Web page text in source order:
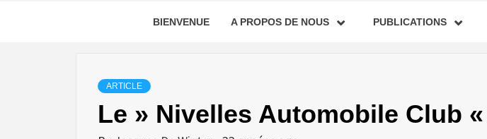
BIENVENUE A PROPOS DE NOUS PUBLICATIONS
ARTICLE
Le » Nivelles Automobile Club «